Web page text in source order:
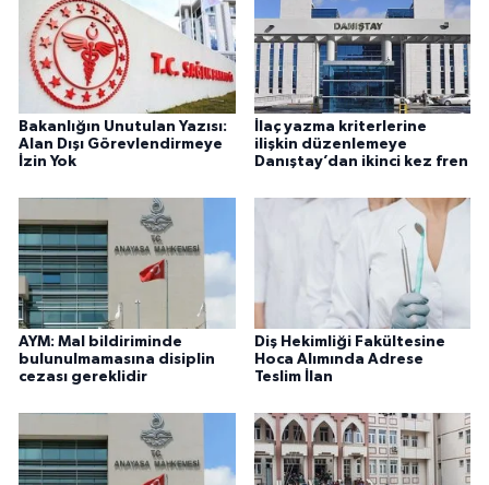
Bakanlığın Unutulan Yazısı:
Alan Dışı Görevlendirmeye
İzin Yok
İlaç yazma kriterlerine
ilişkin düzenlemeye
Danıştay’dan ikinci kez fren
AYM: Mal bildiriminde
bulunulmamasına disiplin
cezası gereklidir
Diş Hekimliği Fakültesine
Hoca Alımında Adrese
Teslim İlan